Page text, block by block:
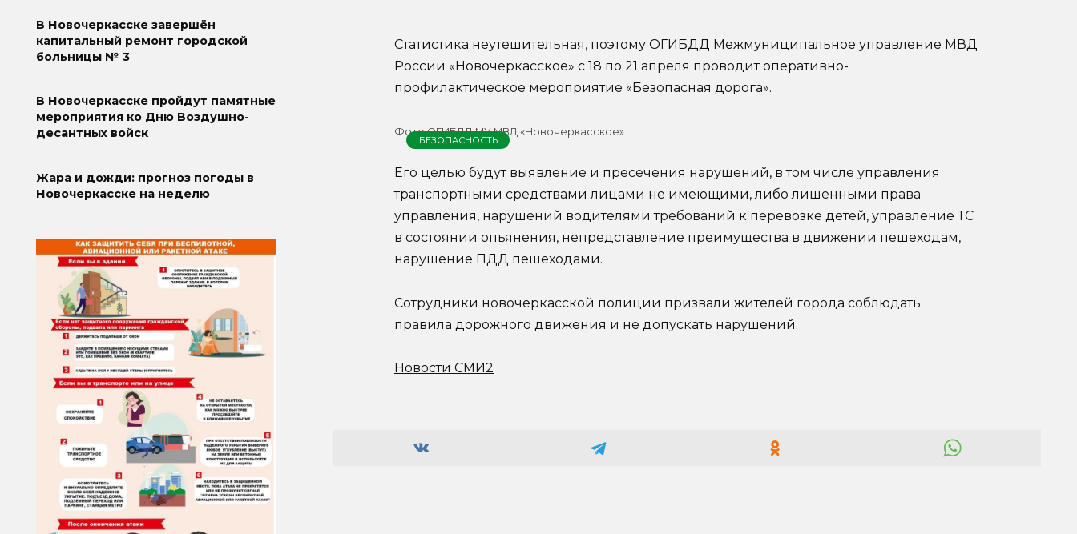
Статистика неутешительная, поэтому ОГИБДД Межмуниципальное управление МВД
России «Новочеркасское» с 18 по 21 апреля проводит оперативно-
профилактическое мероприятие «Безопасная дорога».
Фото ОГИБДД МУ МВД «Новочеркасское»
БЕЗОПАСНОСТЬ
Его целью будут выявление и пресечения нарушений, в том числе управления
транспортными средствами лицами не имеющими, либо лишенными права
управления, нарушений водителями требований к перевозке детей, управление ТС
в состоянии опьянения, непредставление преимущества в движении пешеходам,
нарушение ПДД пешеходами.
Сотрудники новочеркасской полиции призвали жителей города соблюдать
правила дорожного движения и не допускать нарушений.
Новости СМИ2
В Новочеркасске завершён
капитальный ремонт городской
больницы № 3
В Новочеркасске пройдут памятные
мероприятия ко Дню Воздушно-
десантных войск
Жара и дожди: прогноз погоды в
Новочеркасске на неделю